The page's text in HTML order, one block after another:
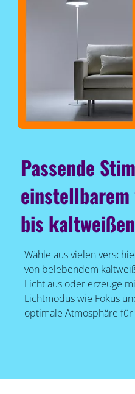
Passende
einstellbarem
bis
Wähle aus vielen
von belebendem
Licht aus oder erzeuge
Lichtmodus wie Fokus
optimale Atmosphäre